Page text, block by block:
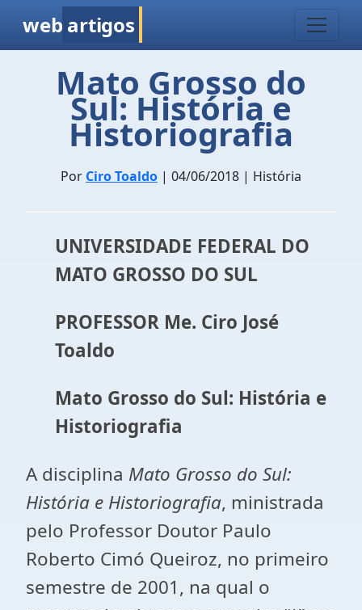
web artigos
Mato Grosso do
Sul: História e
Historiografia
Por Ciro Toaldo | 04/06/2018 | História
UNIVERSIDADE FEDERAL DO
MATO GROSSO DO SUL
PROFESSOR Me. Ciro José
Toaldo
Mato Grosso do Sul: História e
Historiografia
A disciplina Mato Grosso do Sul:
História e Historiografia, ministrada
pelo Professor Doutor Paulo
Roberto Cimó Queiroz, no primeiro
semestre de 2001, na qual o